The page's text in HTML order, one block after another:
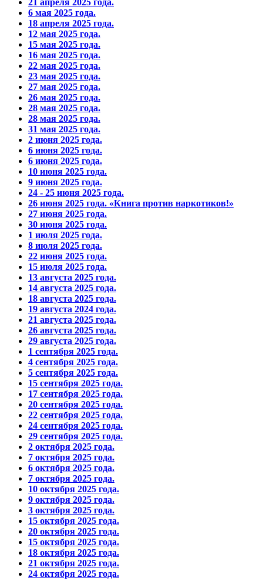
6 мая 2025 года.
18 апреля 2025 года.
12 мая 2025 года.
15 мая 2025 года.
16 мая 2025 года.
22 мая 2025 года.
23 мая 2025 года.
27 мая 2025 года.
26 мая 2025 года.
28 мая 2025 года.
28 мая 2025 года.
31 мая 2025 года.
2 июня 2025 года.
6 июня 2025 года.
6 июня 2025 года.
10 июня 2025 года.
9 июня 2025 года.
24 - 25 июня 2025 года.
26 июня 2025 года. «Книга против наркотиков!»
27 июня 2025 года.
30 июня 2025 года.
1 июля 2025 года.
8 июля 2025 года.
22 июня 2025 года.
15 июля 2025 года.
13 августа 2025 года.
14 августа 2025 года.
18 августа 2025 года.
19 августа 2024 года.
21 августа 2025 года.
26 августа 2025 года.
29 августа 2025 года.
1 сентября 2025 года.
4 сентября 2025 года.
5 сентября 2025 года.
15 сентября 2025 года.
17 сентября 2025 года.
20 сентября 2025 года.
22 сентября 2025 года.
24 сентября 2025 года.
29 сентября 2025 года.
2 октября 2025 года.
7 октября 2025 года.
6 октября 2025 года.
7 октября 2025 года.
10 октября 2025 года.
9 октября 2025 года.
3 октября 2025 года.
15 октября 2025 года.
20 октября 2025 года.
15 октября 2025 года.
18 октября 2025 года.
21 октября 2025 года.
24 октября 2025 года.